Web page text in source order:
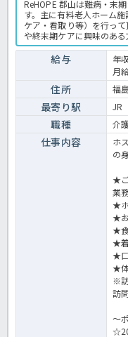
ReHOPE 郡山は難病・末
す。主に有料老人ホーム
ケア・看取り等）を行っ
や終末期ケアに興味のあ
がいのあるお仕事です。
あれば応募OK◎人気の高
早目にほっ介護までお問
業務全般です。 ＜介護
給与
年
月
住所 福
最寄り駅 JR
職種 介
仕事内容
ホ
の
★
業
★
★
★
★
★
★
※
訪
～